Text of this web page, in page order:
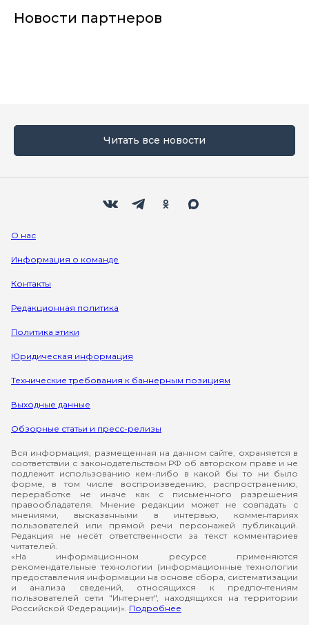
Новости партнеров
Читать все новости
О нас
Информация о команде
Контакты
Редакционная политика
Политика этики
Юридическая информация
Технические требования к баннерным позициям
Выходные данные
Обзорные статьи и пресс-релизы
Вся информация, размещенная на данном сайте, охраняется в
соответствии с законодательством РФ об авторском праве и не
подлежит использованию кем-либо в какой бы то ни было
форме, в том числе воспроизведению, распространению,
переработке не иначе как с письменного разрешения
правообладателя. Мнение редакции может не совпадать с
мнениями, высказанными в интервью, комментариях
пользователей или прямой речи персонажей публикаций.
Редакция не несёт ответственности за текст комментариев
читателей.
«На информационном ресурсе применяются
рекомендательные технологии (информационные технологии
предоставления информации на основе сбора, систематизации
и анализа сведений, относящихся к предпочтениям
пользователей сети "Интернет", находящихся на территории
Российской Федерации)». Подробнее